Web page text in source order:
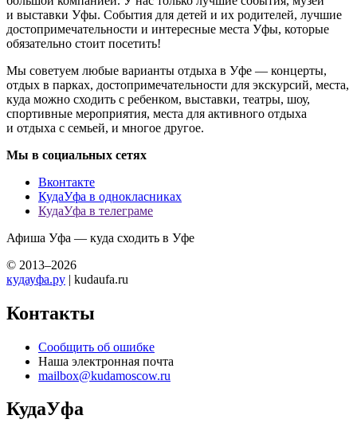
и выставки Уфы. События для детей и их родителей, лучшие
достопримечательности и интересные места Уфы, которые
обязательно стоит посетить!
Мы советуем любые варианты отдыха в Уфе — концерты,
отдых в парках, достопримечательности для экскурсий, места,
куда можно сходить с ребенком, выставки, театры, шоу,
спортивные мероприятия, места для активного отдыха
и отдыха с семьей, и многое другое.
Мы в социальных сетях
Вконтакте
КудаУфа в однокласниках
КудаУфа в телеграме
Афиша Уфа — куда сходить в Уфе
© 2013–2026
кудауфа.ру | kudaufa.ru
Контакты
Сообщить об ошибке
Наша электронная почта
mailbox@kudamoscow.ru
КудаУфа